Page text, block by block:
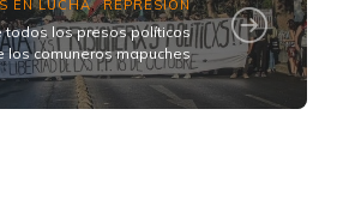
EN LUCHA,REPRESIÓN
todos los presos políticos
los comuneros mapuches